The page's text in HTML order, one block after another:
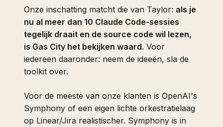
Onze inschatting matcht die van Taylor: als je
nu al meer dan 10 Claude Code-sessies
tegelijk draait en de source code wil lezen,
is Gas City het bekijken waard. Voor
iedereen daaronder: neem de ideeën, sla de
toolkit over.
Voor de meeste van onze klanten is OpenAI's
Symphony of een eigen lichte orkestratielaag
op Linear/Jira realistischer. Symphony is in